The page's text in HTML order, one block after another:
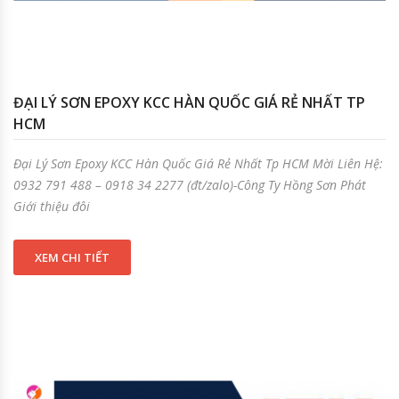
ĐẠI LÝ SƠN EPOXY KCC HÀN QUỐC GIÁ RẺ NHẤT TP
HCM
Đại Lý Sơn Epoxy KCC Hàn Quốc Giá Rẻ Nhất Tp HCM Mời Liên Hệ:
0932 791 488 – 0918 34 2277 (đt/zalo)-Công Ty Hồng Sơn Phát
Giới thiệu đôi
XEM CHI TIẾT